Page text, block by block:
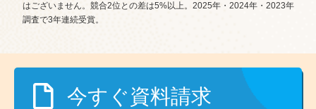
はございません。競合2位との差は5%以上。2025年・2024年・2023年
調査で3年連続受賞。
今すぐ資料請求